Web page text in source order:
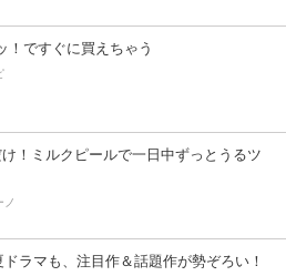
！ですぐに買えちゃう
！ミルクピールで一日中ずっとうるツ
ノ
ラマも、注目作＆話題作が勢ぞろい！